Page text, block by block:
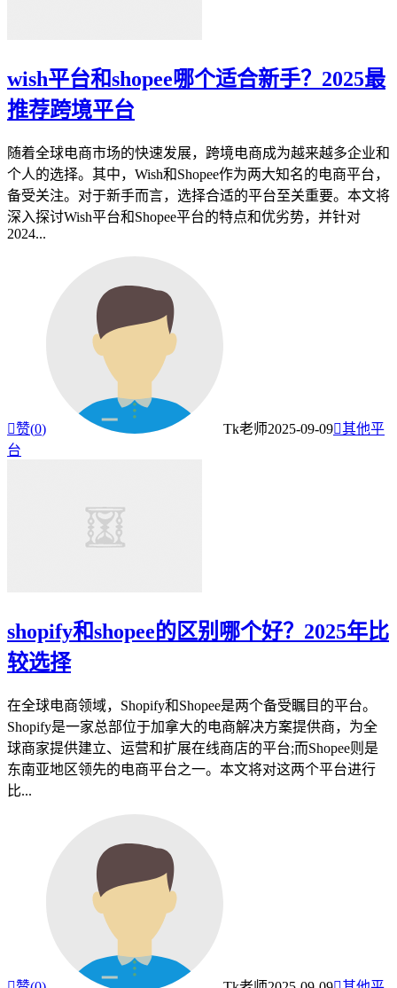
wish平台和shopee哪个适合新手？2025最
推荐跨境平台
随着全球电商市场的快速发展，跨境电商成为越来越多企业和
个人的选择。其中，Wish和Shopee作为两大知名的电商平台，
备受关注。对于新手而言，选择合适的平台至关重要。本文将
深入探讨Wish平台和Shopee平台的特点和优劣势，并针对
2024...
赞(0) Tk老师2025-09-09其他平
台
shopify和shopee的区别哪个好？2025年比
较选择
在全球电商领域，Shopify和Shopee是两个备受瞩目的平台。
Shopify是一家总部位于加拿大的电商解决方案提供商，为全
球商家提供建立、运营和扩展在线商店的平台;而Shopee则是
东南亚地区领先的电商平台之一。本文将对这两个平台进行
比...